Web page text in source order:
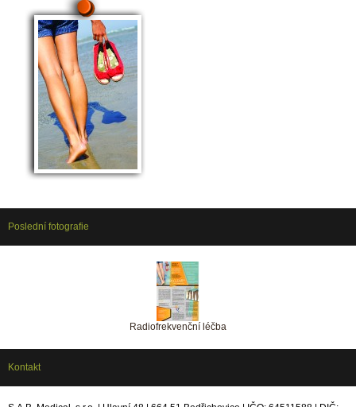
Poslední fotografie
Radiofrekvenční léčba
Kontakt